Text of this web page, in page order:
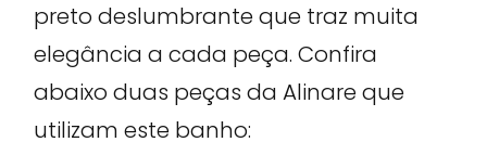
preto deslumbrante que traz muita
elegância a cada peça. Confira
abaixo duas peças da Alinare que
utilizam este banho: